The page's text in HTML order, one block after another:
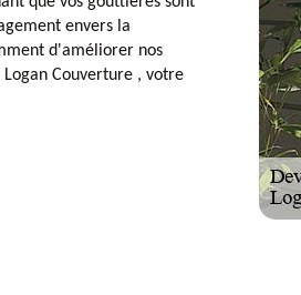
envers la
d'améliorer nos
Couverture , votre